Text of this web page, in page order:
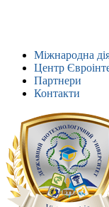
Міжнародна
Центр
Партнери
Контакти